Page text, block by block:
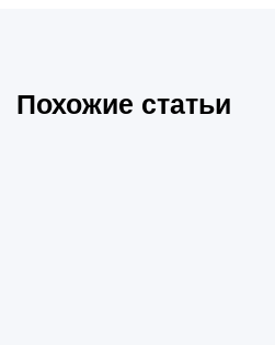
Похожие статьи